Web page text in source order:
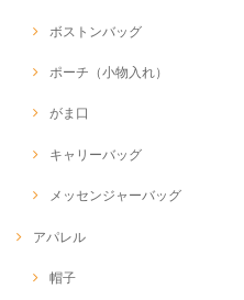
ボストンバッグ
ポーチ（小物入れ）
がま口
キャリーバッグ
メッセンジャーバッグ
アパレル
帽子